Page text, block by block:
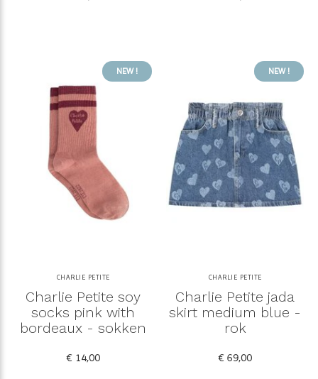
NEW !
CHARLIE PETITE
Charlie Petite soy
socks pink with
bordeaux - sokken
€ 14,00
NEW !
CHARLIE PETITE
Charlie Petite jada
skirt medium blue -
rok
€ 69,00